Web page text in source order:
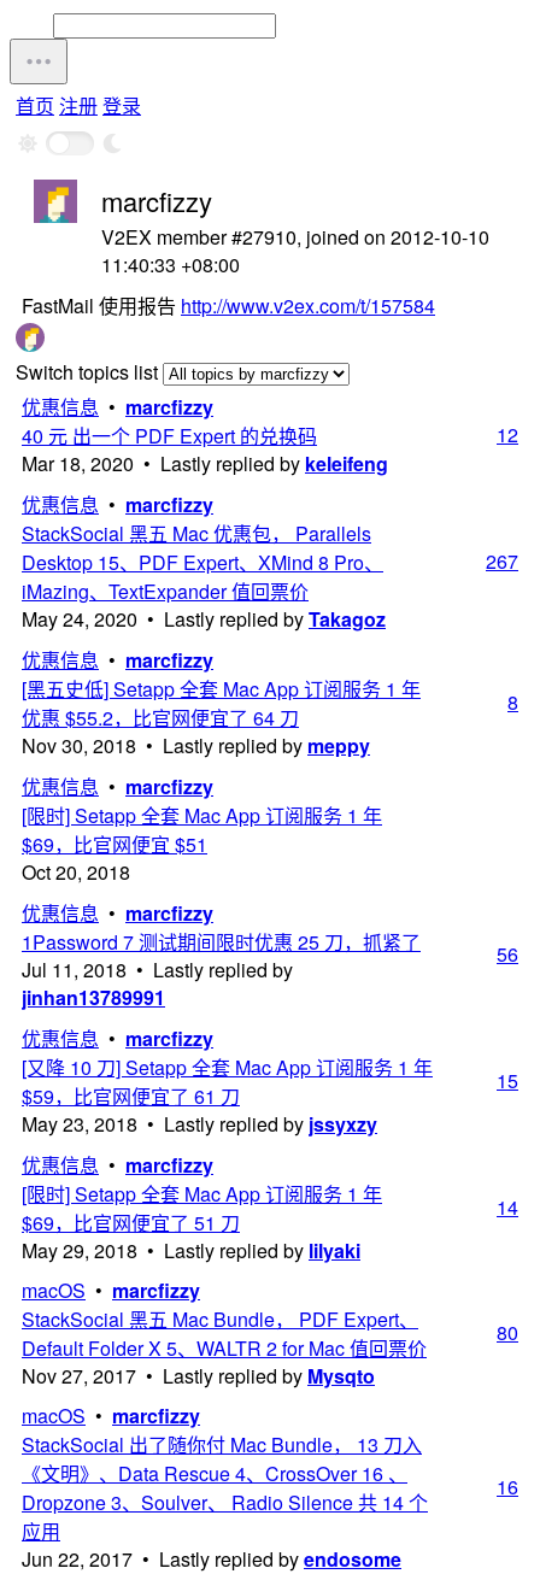
首页 注册登录
marcfizzy
V2EX member #27910, joined on 2012-10-10
11:40:33 +08:00
FastMail 使用报告 http://www.v2ex.com/t/157584
Switch topics list
优惠信息 • marcfizzy
40 元 出一个 PDF Expert 的兑换码
Mar 18, 2020 • Lastly replied by keleifeng
12
优惠信息 • marcfizzy
StackSocial 黑五 Mac 优惠包， Parallels
Desktop 15、PDF Expert、XMind 8 Pro、
iMazing、TextExpander 值回票价
May 24, 2020 • Lastly replied byTakagoz
267
优惠信息 • marcfizzy
[黑五史低] Setapp 全套 Mac App 订阅服务 1 年
优惠 $55.2，比官网便宜了 64 刀
Nov 30, 2018 • Lastly replied by meppy
8
优惠信息 • marcfizzy
[限时] Setapp 全套 Mac App 订阅服务 1 年
$69，比官网便宜 $51
Oct 20, 2018
优惠信息 • marcfizzy
1Password 7 测试期间限时优惠 25 刀，抓紧了
Jul 11, 2018 • Lastly replied by
jinhan13789991
56
优惠信息 • marcfizzy
[又降 10 刀] Setapp 全套 Mac App 订阅服务 1 年
$59，比官网便宜了 61 刀
May 23, 2018 • Lastly replied by jssyxzy
15
优惠信息 • marcfizzy
[限时] Setapp 全套 Mac App 订阅服务 1 年
$69，比官网便宜了 51 刀
May 29, 2018 • Lastly replied by lilyaki
14
macOS • marcfizzy
StackSocial 黑五 Mac Bundle， PDF Expert、
Default Folder X 5、WALTR 2 for Mac 值回票价
Nov 27, 2017 • Lastly replied by Mysqto
80
macOS • marcfizzy
StackSocial 出了随你付 Mac Bundle， 13 刀入
《文明》、Data Rescue 4、CrossOver 16 、
Dropzone 3、Soulver、 Radio Silence 共 14 个
应用
Jun 22, 2017 • Lastly replied byendosome
16